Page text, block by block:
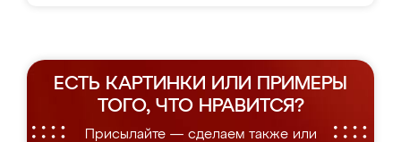
ЕСТЬ КАРТИНКИ ИЛИ ПРИМЕРЫ
ТОГО, ЧТО НРАВИТСЯ?
Присылайте — сделаем также или